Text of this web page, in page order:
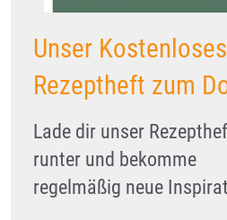
Unser Kostenloses
Rezeptheft zum
Lade dir unser
runter und bekomme
regelmäßig neue